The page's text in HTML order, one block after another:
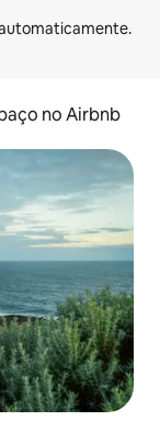
no Airbnb